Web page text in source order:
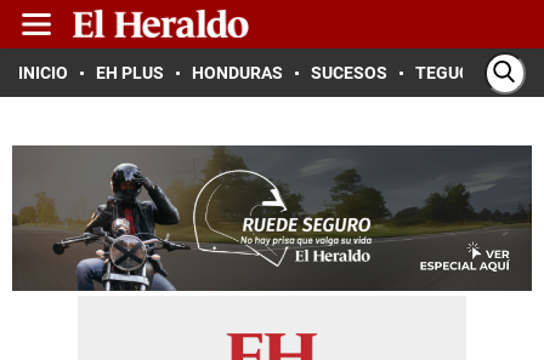
INICIO EH PLUS HONDURAS SUCESOS TEGUCIGALPA